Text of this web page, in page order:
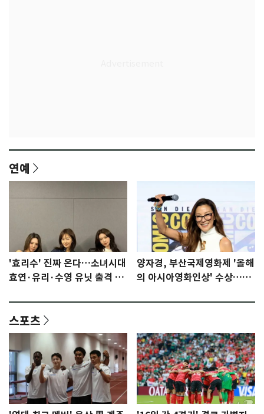
연예
'효리수' 진짜 온다…소녀시대
효연·유리·수영 유닛 출격 [N
양자경, 부산국제영화제 '올해
의 아시아영화인상' 수상…15
스포츠